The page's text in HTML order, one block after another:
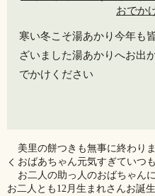
寒い冬こそ湯あかり今年も
ざいました️湯あかりへお出
でかけください
美里の餅つきも無事に終わり
おばあちゃん元気すぎていつ
お二人の助っ人のおばちゃん
お二人とも12月生まれさんお誕